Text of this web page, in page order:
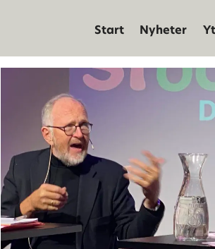
Start Nyheter